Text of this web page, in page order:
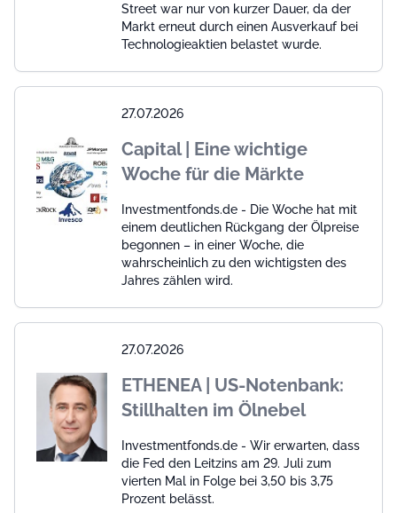
Street war nur von kurzer Dauer, da der
Markt erneut durch einen Ausverkauf bei
Technologieaktien belastet wurde.
27.07.2026
Capital | Eine wichtige
Woche für die Märkte
Investmentfonds.de - Die Woche hat mit
einem deutlichen Rückgang der Ölpreise
begonnen – in einer Woche, die
wahrscheinlich zu den wichtigsten des
Jahres zählen wird.
27.07.2026
ETHENEA | US-Notenbank:
Stillhalten im Ölnebel
Investmentfonds.de - Wir erwarten, dass
die Fed den Leitzins am 29. Juli zum
vierten Mal in Folge bei 3,50 bis 3,75
Prozent belässt.